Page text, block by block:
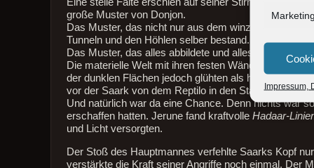
Marketing
Impressum,
große Muster von Donjon.
Das Muster, das nicht nur aus dem winzigen Linien
Tunneln und den Höhlen selber bestand.
Das Muster, das alles abbildete und alles kontrollierte.
Die materielle Welt mit ihren festen Wänden,
der dunklen Flächen jedoch glühten als helle Linien
vor der Saark von dem Reptilo in den Staub geprügelt
Und natürlich war da eine Chance. Denn nichts war
erschaffen hatten. Jerune fand kraftvolleHadaar-
und Licht versorgten.
Der Stoß des Hauptmannes verfehlte Saarks Kopf
verstärkte die Kraft seiner Angriffe noch einmal. Der